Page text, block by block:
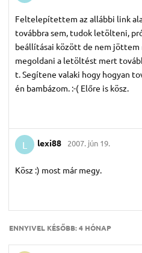
Feltelepítettem az allábbi link
továbbra sem, tudok letölteni,
beállításai között de nem jöttem
megoldani a letöltést mert
t. Segítene valaki hogy hogyan
én bambázom. :-( Előre is kösz.
L lexi88 2007. jún 19.
Kösz :) most már megy.
ENNYIVEL KÉSŐBB:4 HÓNAP